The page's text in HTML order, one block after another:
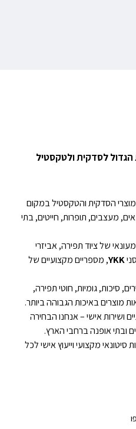
לסדקית ולטקסטיל
הסדקית והטקסטיל במקום
מעצבים, תופרות, חייטים, בתי
של ציוד תפירה, אביזרי
YKK, מספריים מקצועיים של
סיכות, גומיות, חוטי תפירה,
מוצרים באיכות הגבוהה ביותר.
ושירות אישי – אנחנו הבחירה
ובתי אופנה ברחבי הארץ.
מקצועי וייעוץ אישי לכל